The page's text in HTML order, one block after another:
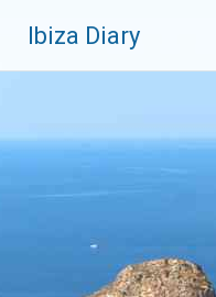
Inhalt
springen
Ibiza Diary